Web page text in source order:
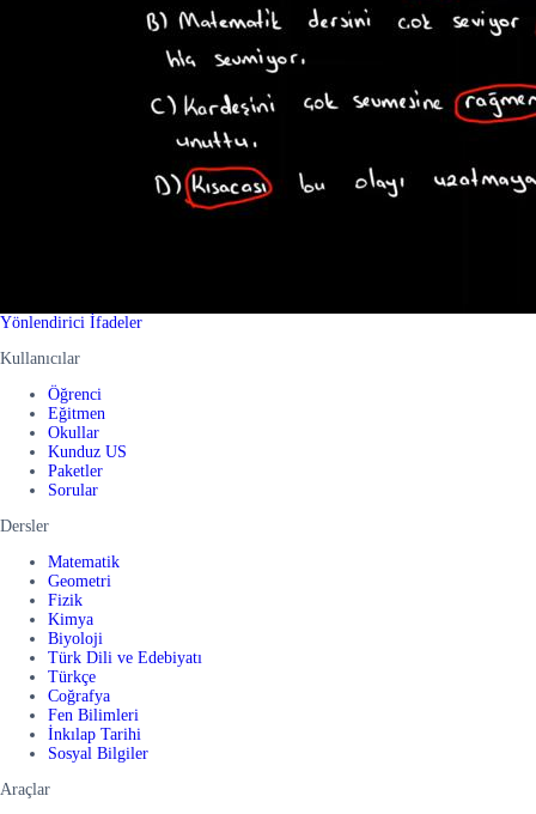
Yönlendirici İfadeler
Kullanıcılar
Öğrenci
Eğitmen
Okullar
Kunduz US
Paketler
Sorular
Dersler
Matematik
Geometri
Fizik
Kimya
Biyoloji
Türk Dili ve Edebiyatı
Türkçe
Coğrafya
Fen Bilimleri
İnkılap Tarihi
Sosyal Bilgiler
Araçlar